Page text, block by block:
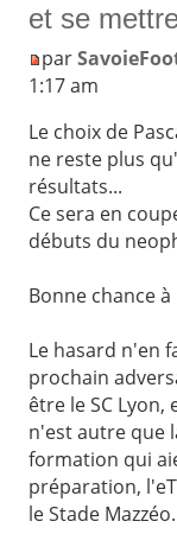
et se
par
1:17 am
Le choix de
ne reste plus
résultats...
Ce sera en
débuts du
Bonne chance
Le hasard n'en
prochain
être le SC Lyon,
n'est autre que
formation qui
préparation,
le Stade Mazzéo.